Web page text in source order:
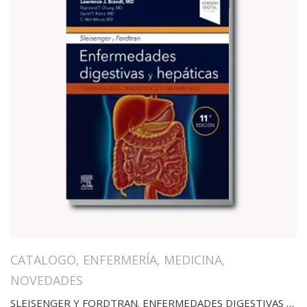
CATALOGO, ENFERMERÍA, MEDICINA,
NOVEDADES
SLEISENGER Y FORDTRAN. ENFERMEDADES DIGESTIVAS Y HEPÁTICAS(11ED)